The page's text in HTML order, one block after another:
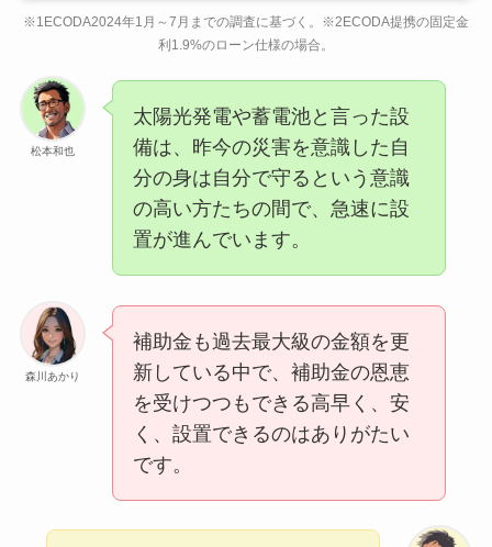
※1ECODA2024年1月～7月までの調査に基づく。※2ECODA提携の固定金
利1.9%のローン仕様の場合。
松本和也
太陽光発電や蓄電池と言った設
備は、昨今の災害を意識した自
分の身は自分で守るという意識
の高い方たちの間で、急速に設
置が進んでいます。
森川あかり
補助金も過去最大級の金額を更
新している中で、補助金の恩恵
を受けつつもできる高早く、安
く、設置できるのはありがたい
です。